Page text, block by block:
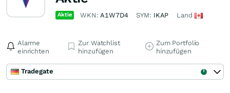
Aktie WKN:A1W7D4 SYM: IKAP Land
Alarme
einrichten
Zur Watchlist
hinzufügen
Zum Portfolio
hinzufügen
Tradegate